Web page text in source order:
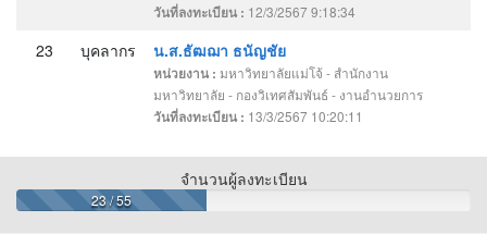
วันที่ลงทะเบียน : 12/3/2567 9:18:34
23 บุคลากร น.ส.ธัฒฌา ธนัญชัย
หน่วยงาน : มหาวิทยาลัยแม่โจ้ - สำนักงาน
มหาวิทยาลัย - กองวิเทศสัมพันธ์ - งานอำนวยการ
วันที่ลงทะเบียน : 13/3/2567 10:20:11
จำนวนผู้ลงทะเบียน
23 / 55